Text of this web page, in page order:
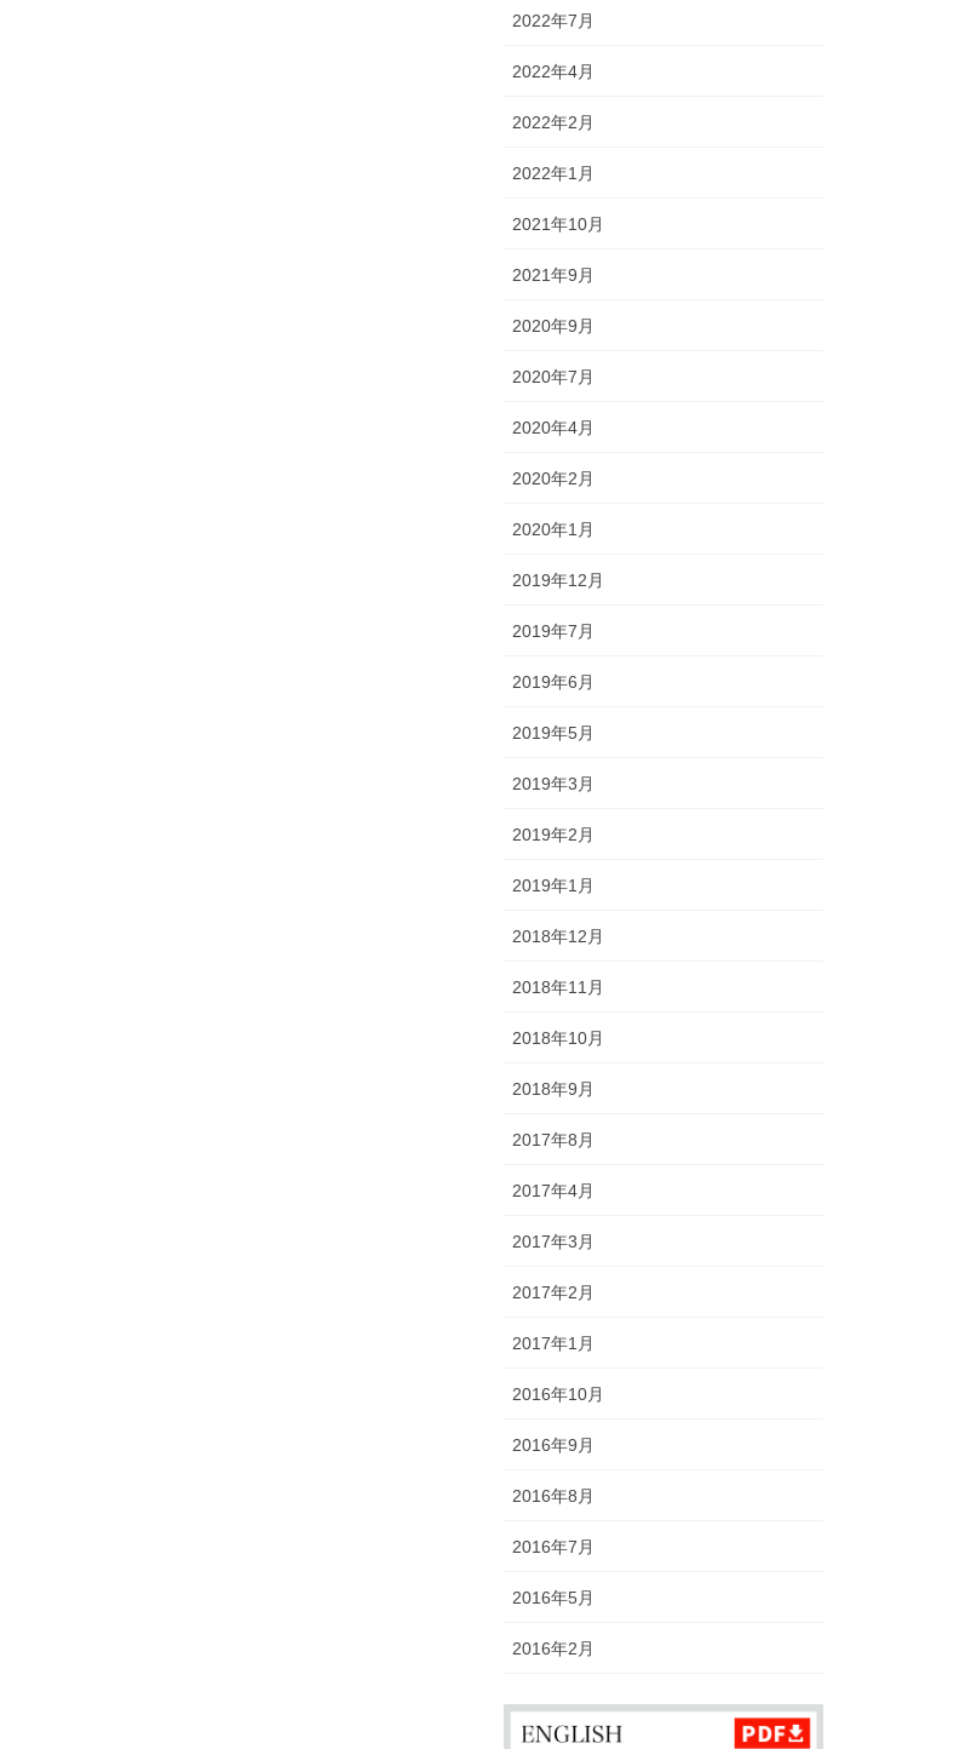
2022年7月
2022年4月
2022年2月
2022年1月
2021年10月
2021年9月
2020年9月
2020年7月
2020年4月
2020年2月
2020年1月
2019年12月
2019年7月
2019年6月
2019年5月
2019年3月
2019年2月
2019年1月
2018年12月
2018年11月
2018年10月
2018年9月
2017年8月
2017年4月
2017年3月
2017年2月
2017年1月
2016年10月
2016年9月
2016年8月
2016年7月
2016年5月
2016年2月